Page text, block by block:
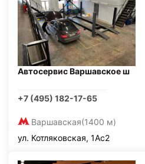
Автосервис Варшавское ш
+7 (495) 182-17-65
Варшавская(1400 м)
ул. Котляковская, 1Ас2